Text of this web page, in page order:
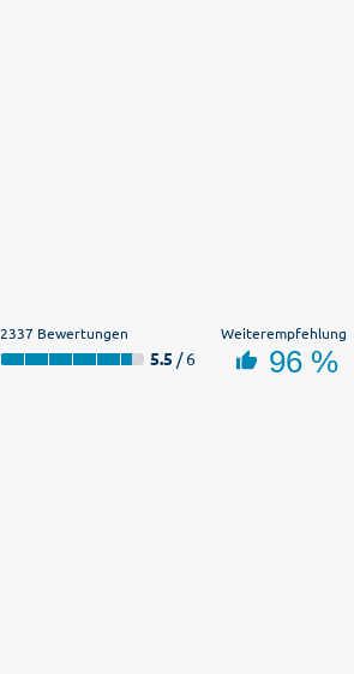
2337 Bewertungen
5.5 / 6
Weiterempfehlung
96 %